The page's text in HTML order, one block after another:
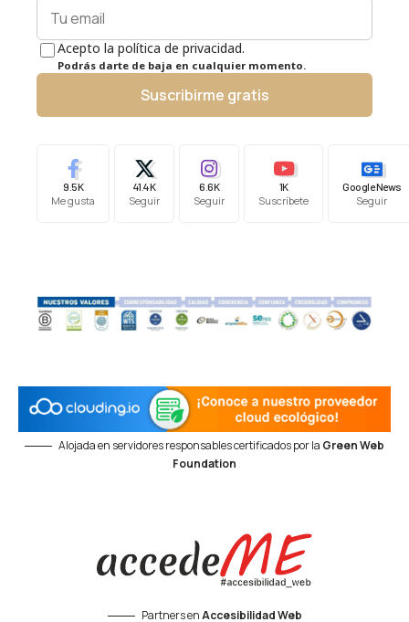
Acepto la política de privacidad.
Podrás darte de baja en cualquier momento.
Suscribirme gratis
9.5K
Me gusta
41.4K
Seguir
6.6K
Seguir
1K
Suscríbete
Google News
Seguir
Alojada en servidores responsables certificados por la Green Web
Foundation
Partners enAccesibilidad Web